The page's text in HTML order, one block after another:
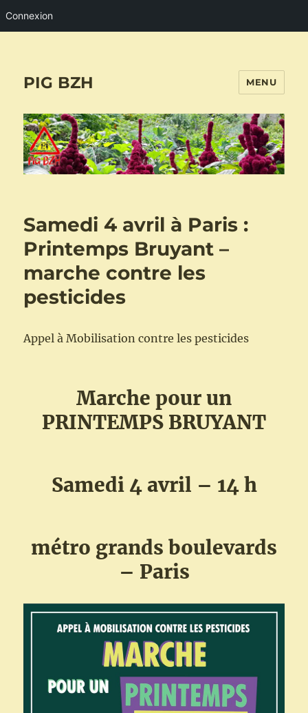
Connexion
PIG BZH MENU
Samedi 4 avril à Paris :
Printemps Bruyant –
marche contre les
pesticides
Appel à Mobilisation contre les pesticides
Marche pour un
PRINTEMPS BRUYANT
Samedi 4 avril – 14 h
métro grands boulevards
– Paris